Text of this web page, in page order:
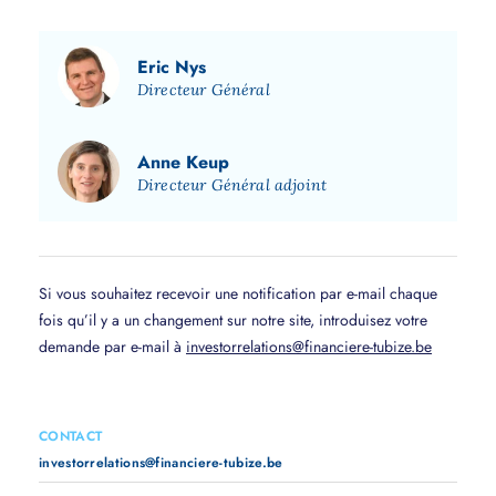
Eric Nys
Directeur Général
Anne Keup
Directeur Général adjoint
Si vous souhaitez recevoir une notification par e-mail chaque
fois qu’il y a un changement sur notre site, introduisez votre
demande par e-mail à investorrelations@financiere-tubize.be
CONTACT
investorrelations@financiere-tubize.be